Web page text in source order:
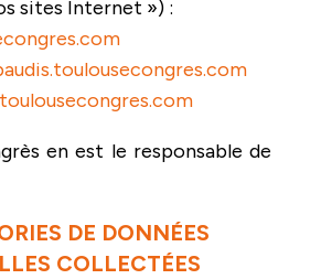
sites Internet ») :
en est le responsable de
DE DONNÉES
COLLECTÉES